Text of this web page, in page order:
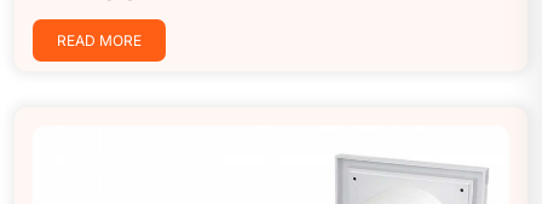
READ MORE